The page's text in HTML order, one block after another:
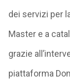
dei servizi per
Master e a
grazie
piattaforma